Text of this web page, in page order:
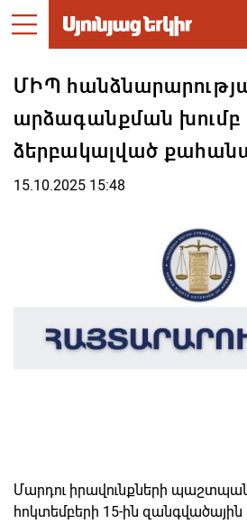
ՄԻՊ
արձագանքման խումբ
ձերբակալված
15.10.2025 15:48
Մարդու իրավունքների
հոկտեմբերի 15-ին զանգվածային